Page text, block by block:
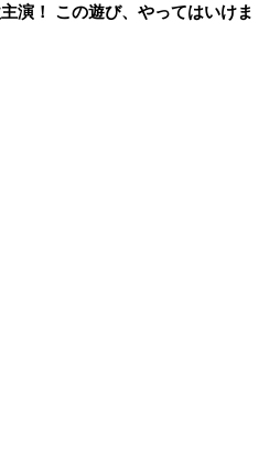
演！ この遊び、やってはいけま